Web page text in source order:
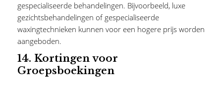
gespecialiseerde behandelingen. Bijvoorbeeld, luxe
gezichtsbehandelingen of gespecialiseerde
waxingtechnieken kunnen voor een hogere prijs worden
aangeboden.
14. Kortingen voor
Groepsboekingen